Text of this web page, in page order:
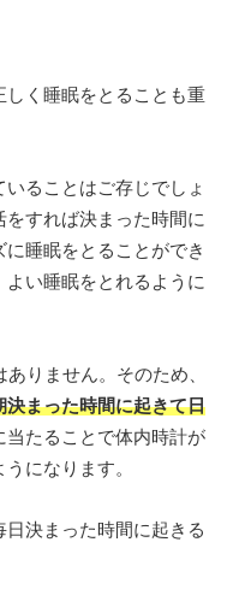
く睡眠をとることも重
ることはご存じでしょ
すれば決まった時間に
睡眠をとることができ
い睡眠をとれるように
りません。そのため、
決まった時間に起きて日
当たることで体内時計が
になります。
決まった時間に起きる